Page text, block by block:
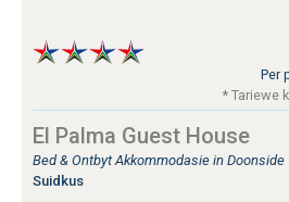
Per
* Tariewe
El Palma Guest House
Bed & Ontbyt Akkommodasie in Doonside
Suidkus